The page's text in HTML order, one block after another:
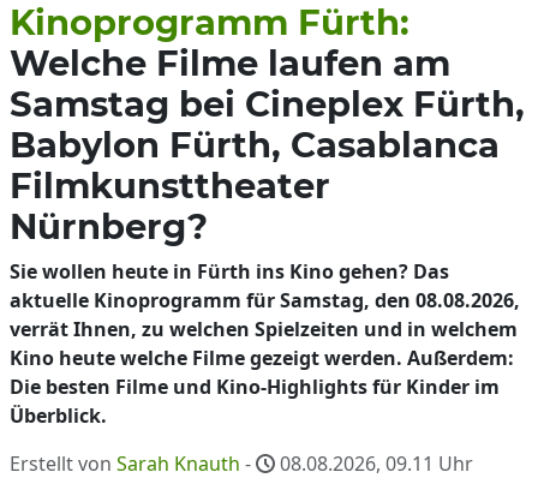
Kinoprogramm Fürth:
Welche Filme laufen am
Samstag bei Cineplex Fürth,
Babylon Fürth, Casablanca
Filmkunsttheater
Nürnberg?
Sie wollen heute in Fürth ins Kino gehen? Das
aktuelle Kinoprogramm für Samstag, den 08.08.2026,
verrät Ihnen, zu welchen Spielzeiten und in welchem
Kino heute welche Filme gezeigt werden. Außerdem:
Die besten Filme und Kino-Highlights für Kinder im
Überblick.
Erstellt von Sarah Knauth - 08.08.2026, 09.11 Uhr